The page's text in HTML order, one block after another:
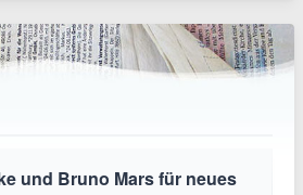
und Bruno Mars für neues